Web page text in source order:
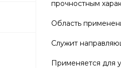
прочностным
Область
Служит
Применяется для